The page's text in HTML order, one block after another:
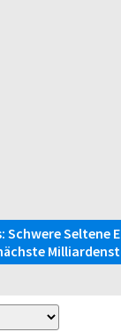
Schwere Seltene